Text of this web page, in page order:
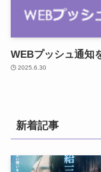
WEBプッシュ通知
2025.6.30
新着記事